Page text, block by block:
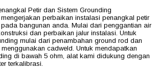
Petir dan Sistem Grounding
perbaikan instalasi penangkal petir
bangunan anda. Mulai dari penggantian air
dan perbaikan jalur instalasi. Untuk
mulai dari penambahan ground rod dan
cadweld. Untuk mendapatkan
di bawah 5 ohm, alat kami didukung dengan
terkalibrasi.